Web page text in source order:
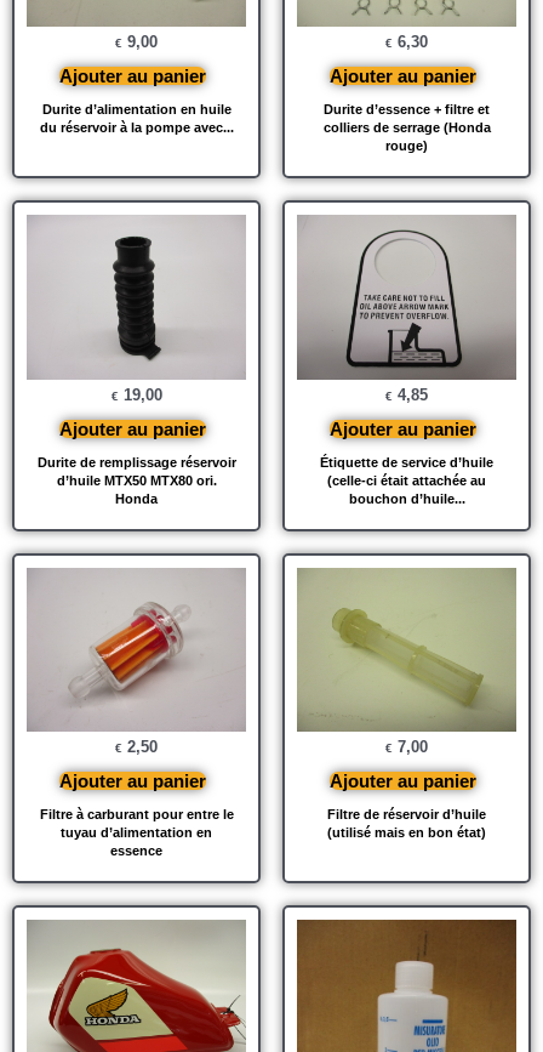
Durite d’alimentation en huile
du réservoir à la pompe avec...
€ 9,00
Ajouter au panier
Durite d’essence + filtre et
colliers de serrage (Honda
rouge)
€ 6,30
Ajouter au panier
Durite de remplissage réservoir
d’huile MTX50 MTX80 ori.
Honda
€ 19,00
Ajouter au panier
Étiquette de service d’huile
(celle-ci était attachée au
bouchon d’huile...
€ 4,85
Ajouter au panier
Filtre à carburant pour entre le
tuyau d’alimentation en
essence
€ 2,50
Ajouter au panier
Filtre de réservoir d’huile
(utilisé mais en bon état)
€ 7,00
Ajouter au panier